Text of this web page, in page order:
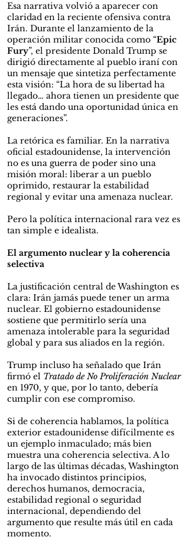
Esa narrativa volvió a aparecer con
claridad en la reciente ofensiva contra
Irán. Durante el lanzamiento de la
operación militar conocida como “Epic
Fury”, el presidente Donald Trump se
dirigió directamente al pueblo iraní con
un mensaje que sintetiza perfectamente
esta visión: “La hora de su libertad ha
llegado… ahora tienen un presidente que
les está dando una oportunidad única en
generaciones”.
La retórica es familiar. En la narrativa
oficial estadounidense, la intervención
no es una guerra de poder sino una
misión moral: liberar a un pueblo
oprimido, restaurar la estabilidad
regional y evitar una amenaza nuclear.
Pero la política internacional rara vez es
tan simple e idealista.
El argumento nuclear y la coherencia
selectiva
La justificación central de Washington es
clara: Irán jamás puede tener un arma
nuclear. El gobierno estadounidense
sostiene que permitirlo sería una
amenaza intolerable para la seguridad
global y para sus aliados en la región.
Trump incluso ha señalado que Irán
firmó el Tratado de No Proliferación Nuclear
en 1970, y que, por lo tanto, debería
cumplir con ese compromiso.
Si de coherencia hablamos, la política
exterior estadounidense difícilmente es
un ejemplo inmaculado; más bien
muestra una coherencia selectiva. A lo
largo de las últimas décadas, Washington
ha invocado distintos principios,
derechos humanos, democracia,
estabilidad regional o seguridad
internacional, dependiendo del
argumento que resulte más útil en cada
momento.